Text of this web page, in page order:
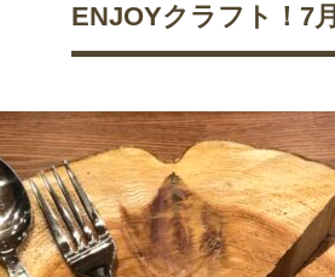
ENJOYクラフト！7月